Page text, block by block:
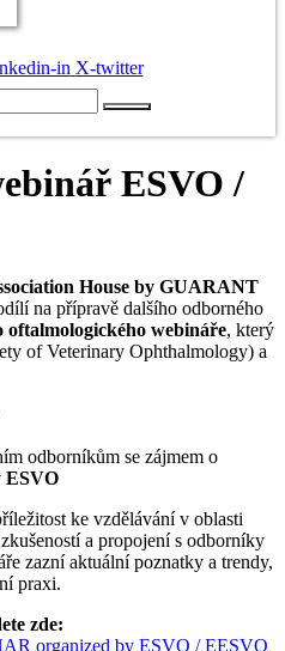
in X-twitter
ESVO /
House by GUARANT
na přípravě dalšího odborného
oftalmologického webináře, který
of Veterinary Ophthalmology) a
odborníkům se zájmem o
ESVO
ke vzdělávání v oblasti
a propojení s odborníky
zazní aktuální poznatky a trendy,
praxi.
zde:
organized by ESVO / EESVO